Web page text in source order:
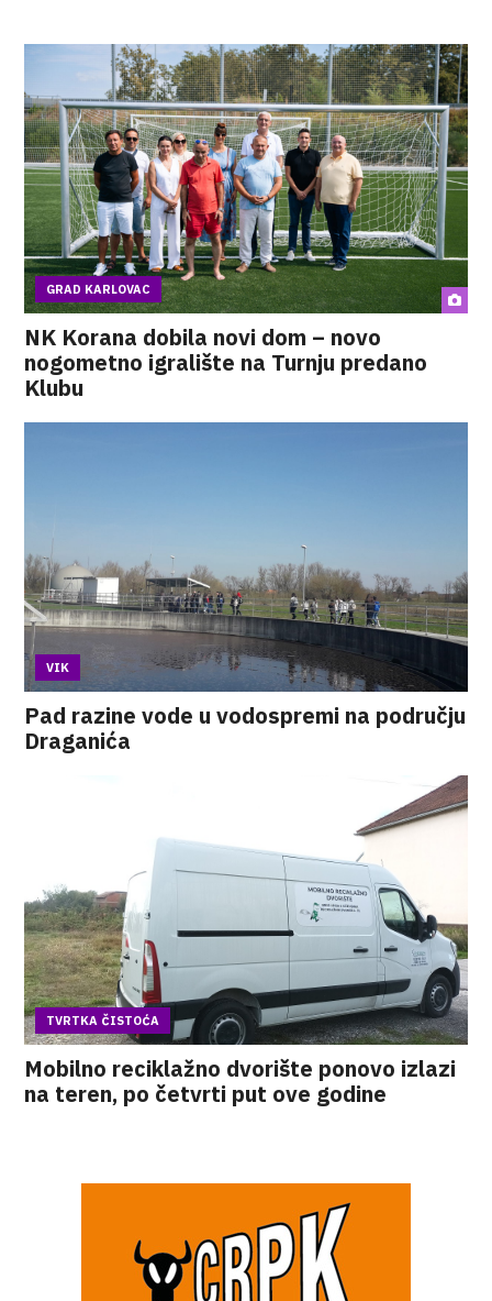
GRAD KARLOVAC
NK Korana dobila novi dom – novo
nogometno igralište na Turnju predano
Klubu
VIK
Pad razine vode u vodospremi na području
Draganića
TVRTKA ČISTOĆA
Mobilno reciklažno dvorište ponovo izlazi
na teren, po četvrti put ove godine